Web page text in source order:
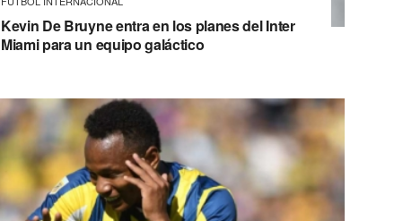
Kevin De Bruyne entra en los planes del Inter
Miami para un equipo galáctico